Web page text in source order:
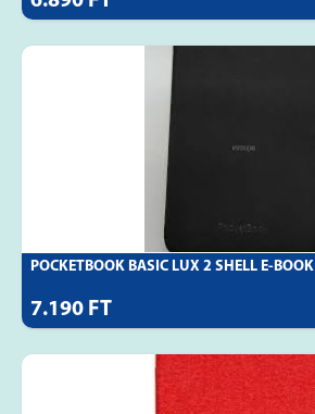
POCKETBOOK BASIC LUX 2 SHELL E-BOOK
7.190 FT